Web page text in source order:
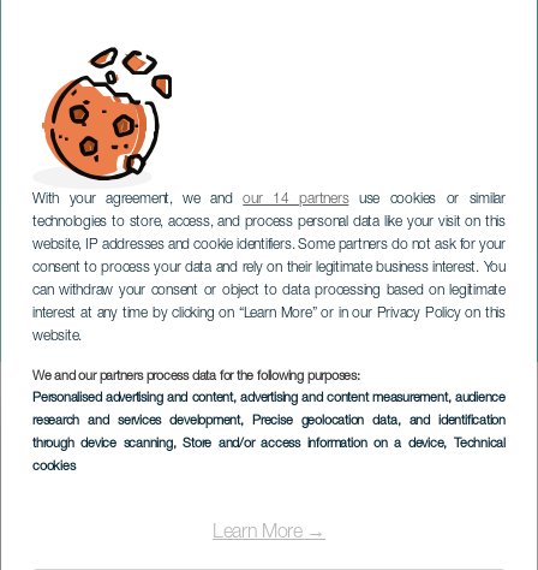
With your agreement, we andour 14 partnersuse cookies or similar
technologies to store, access, and process personal data like your visit on this
website, IP addresses and cookie identifiers. Some partners do not ask for your
consent to process your data and rely on their legitimate business interest. You
can withdraw your consent or object to data processing based on legitimate
interest at any time by clicking on “Learn More” or in our Privacy Policy on this
website.
We and our partners process data for the following purposes:
Personalised advertising and content, advertising and content measurement, audience
research and services development, Precise geolocation data, and identification
through device scanning, Store and/or access information on a device, Technical
cookies
Learn More →
ANIVER5ARIO
GRAN CANARIA
Imagen
Listado